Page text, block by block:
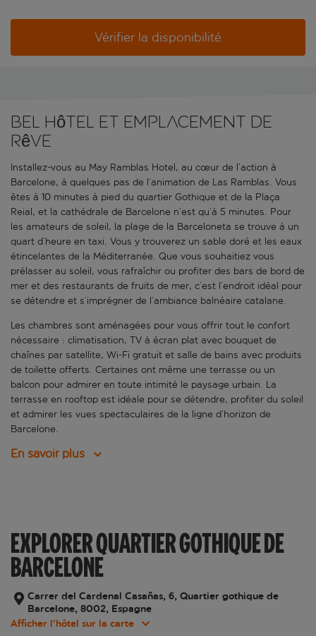
Vérifier la disponibilité
Bel hôtel et emplacement de
rêve
Installez-vous au May Ramblas Hotel, au cœur de l’action à
Barcelone, à quelques pas de l’animation de Las Ramblas. Vous
êtes à 10 minutes à pied du quartier Gothique et de la Plaça
Reial, et la cathédrale de Barcelone n’est qu’à 5 minutes. Pour
les amateurs de soleil, la plage de la Barceloneta se trouve à un
quart d’heure en taxi. Vous y trouverez un sable doré et les eaux
étincelantes de la Méditerranée. Que vous souhaitiez vous
prélasser au soleil, vous rafraîchir ou profiter des bars de bord de
mer et des restaurants de fruits de mer, c’est l’endroit idéal pour
se détendre et s’imprégner de l’ambiance balnéaire catalane.
Les chambres sont aménagées pour vous offrir tout le confort
nécessaire : climatisation, TV à écran plat avec bouquet de
chaînes par satellite, Wi-Fi gratuit et salle de bains avec produits
de toilette offerts. Certaines ont même une terrasse ou un
balcon pour admirer en toute intimité le paysage urbain. La
terrasse en rooftop est idéale pour se détendre, profiter du soleil
et admirer les vues spectaculaires de la ligne d’horizon de
Barcelone.
En savoir plus
EXPLORER QUARTIER GOTHIQUE DE
BARCELONE
Carrer del Cardenal Casañas, 6, Quartier gothique de
Barcelone, 8002, Espagne
Afficher l’hôtel sur la carte